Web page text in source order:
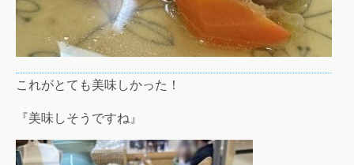
これがとても美味しかった！
『美味しそうですね』